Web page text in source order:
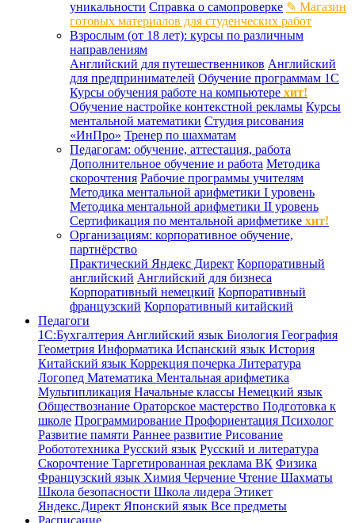
уникальности Справка о самопроверке ✎ Магазин
готовых материалов для студенческих работ
Взрослым (от 18 лет): курсы по различным
направлениям
Английский для путешественников Английский
для предпринимателей Обучение программам 1С
Курсы обучения работе на компьютере хит!
Обучение настройке контекстной рекламы Курсы
ментальной математики Студия рисования
«ИнПро» Тренер по шахматам
Педагогам: обучение, аттестация, работа
Дополнительное обучение и работа Методика
скорочтения Рабочие программы учителям
Методика ментальной арифметики I уровень
Методика ментальной арифметики II уровень
Сертификация по ментальной арифметике хит!
Организациям: корпоративное обучение,
партнёрство
Практический Яндекс Директ Корпоративный
английский Английский для бизнеса
Корпоративный немецкий Корпоративный
французский Корпоративный китайский
Педагоги
1С:Бухгалтерия Английский язык Биология География
Геометрия Информатика Испанский язык История
Китайский язык Коррекция почерка Литература
Логопед Математика Ментальная арифметика
Мультипликация Начальные классы Немецкий язык
Обществознание Ораторское мастерство Подготовка к
школе Программирование Профориентация Психолог
Развитие памяти Раннее развитие Рисование
Робототехника Русский язык Русский и литература
Скорочтение Таргетированная реклама ВК Физика
Французский язык Химия Черчение Чтение Шахматы
Школа безопасности Школа лидера Этикет
Яндекс.Директ Японский язык Все предметы
Расписание